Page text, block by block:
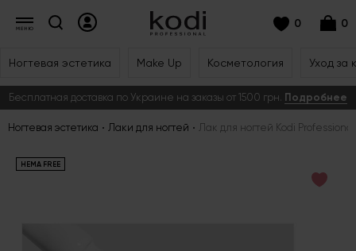
0 0
Ногтевая эстетика Make Up Косметология Уход за
Бесплатная доставка по Украине на заказы от 1500 грн. Подробнее
Ногтевая эстетика Лаки для ногтей Лак для ногтей Kodi
HEMA FREE